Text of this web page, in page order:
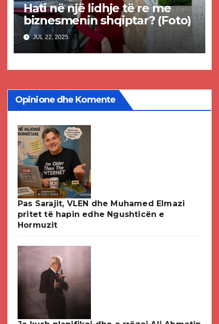
Hati në një lidhje të re me
biznesmenin shqiptar? (Foto)
JUL 22, 2025
Opinione dhe Komente
Pas Sarajit, VLEN dhe Muhamed Elmazi
pritet të hapin edhe Ngushticën e
Hormuzit